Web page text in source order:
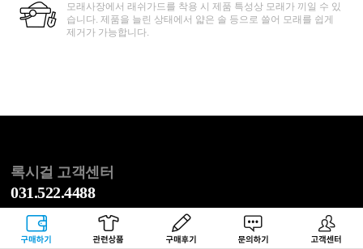
구매하기 관련상품 상품후기 문의하기 고객센터
모래사장에서 래쉬가드를 착용 시 제품 특성상 모래가 끼일 수 있
습니다. 제품을 늘린 상태에서 얇은 솔 등으로 쓸어 모래를 쉽게
제거가 가능합니다.
록시걸 고객센터
031.522.4488
평일 오전 10:00 ~ 오후 05:00 / 토, 일, 공휴일 휴무
점심 오후 12:00 ~ 오후 01:00
반품 주소 : 서울시 송파구 동남로 20길 53 1층 CJ대한통운 록시걸